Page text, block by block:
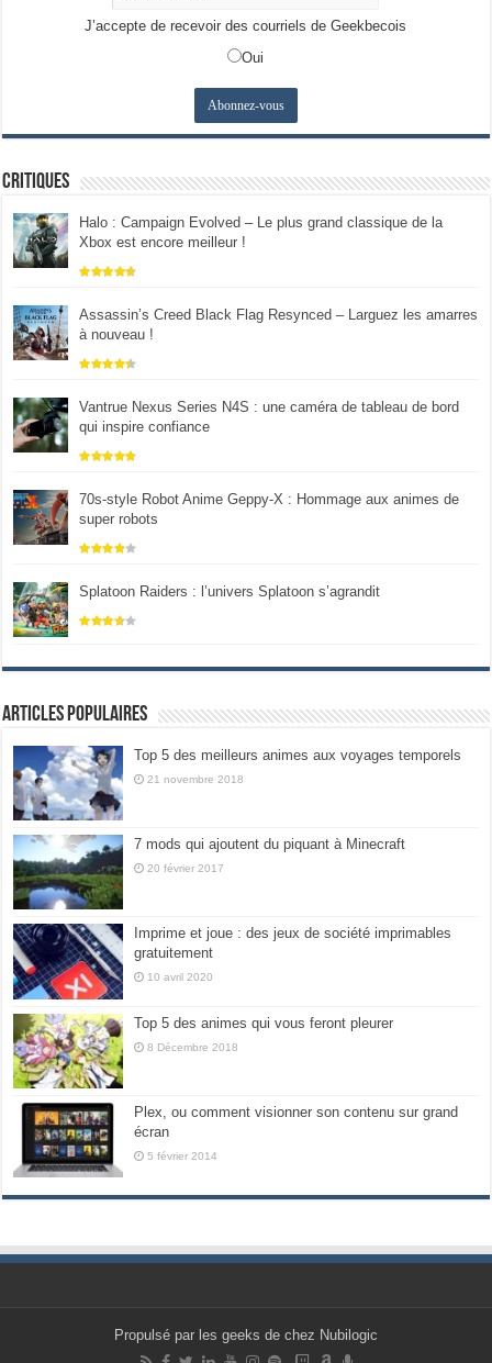
J’accepte de recevoir des courriels de Geekbecois
Oui
Critiques
Halo : Campaign Evolved – Le plus grand classique de la
Xbox est encore meilleur !
Assassin’s Creed Black Flag Resynced – Larguez les amarres
à nouveau !
Vantrue Nexus Series N4S : une caméra de tableau de bord
qui inspire confiance
70s-style Robot Anime Geppy-X : Hommage aux animes de
super robots
Splatoon Raiders : l’univers Splatoon s’agrandit
Articles populaires
Top 5 des meilleurs animes aux voyages temporels
21 novembre 2018
7 mods qui ajoutent du piquant à Minecraft
20 février 2017
Imprime et joue : des jeux de société imprimables
gratuitement
10 avril 2020
Top 5 des animes qui vous feront pleurer
8 Décembre 2018
Plex, ou comment visionner son contenu sur grand
écran
5 février 2014
Propulsé par les geeks de chez Nubilogic